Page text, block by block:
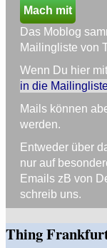
Mach mit
Das Moblog
Mailingliste von
Wenn Du hier
in die
Mails können
werden.
Entweder über
nur auf
Emails zB von
schreib uns.
Thing